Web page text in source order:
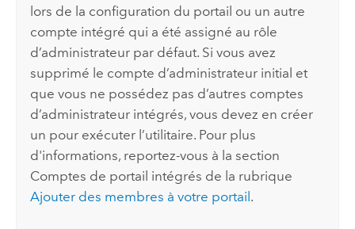
lors de la configuration du portail ou un autre
compte intégré qui a été assigné au rôle
d’administrateur par défaut. Si vous avez
supprimé le compte d’administrateur initial et
que vous ne possédez pas d’autres comptes
d’administrateur intégrés, vous devez en créer
un pour exécuter l’utilitaire. Pour plus
d'informations, reportez-vous à la section
Comptes de portail intégrés de la rubrique
Ajouter des membres à votre portail.